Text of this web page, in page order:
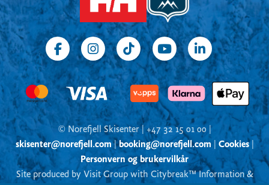
© Norefjell Skisenter | +47 32 15 01 00 |
skisenter@norefjell.com|booking@norefjell.com Cookies|
Personvern og brukervilkår
Site produced by Visit Group with Citybreak™ Information &